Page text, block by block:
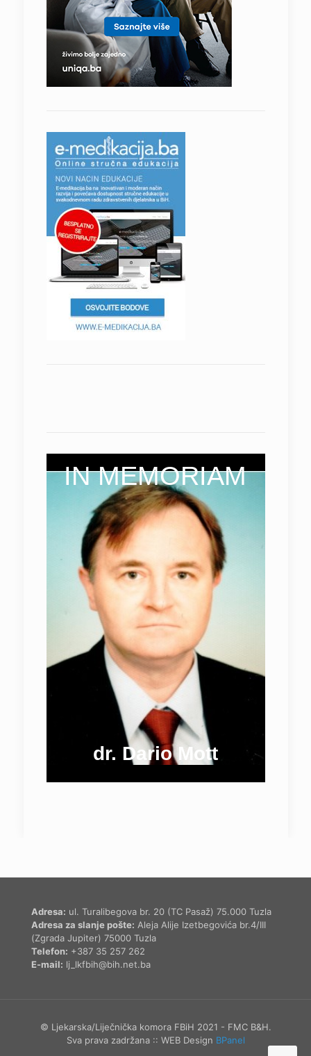
dr. Dario Mott
IN MEMORIAM
Adresa: ul. Turalibegova br. 20 (TC Pasaž) 75.000 Tuzla
Adresa za slanje pošte: Aleja Alije Izetbegovića br.4/III
(Zgrada Jupiter) 75000 Tuzla
Telefon: +387 35 257 262
E-mail: lj_lkfbih@bih.net.ba
© Ljekarska/Liječnička komora FBiH 2021 - FMC B&H.
Sva prava zadržana :: WEB Design BPanel